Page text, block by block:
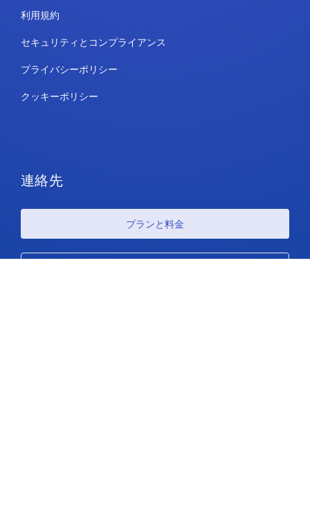
利用規約
セキュリティとコンプライアンス
プライバシーポリシー
クッキーポリシー
連絡先
プランと料金